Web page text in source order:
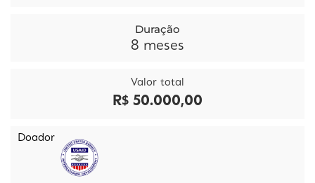
Duração
8 meses
Valor total
R$ 50.000,00
Doador